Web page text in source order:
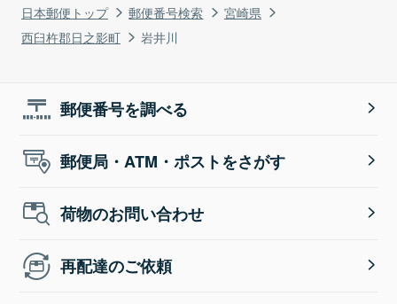
日本郵便トップ 郵便番号検索
宮崎県
西臼杵郡日之影町
岩井川
郵便番号を調べる
郵便局・ATM・ポストをさがす
荷物のお問い合わせ
再配達のご依頼